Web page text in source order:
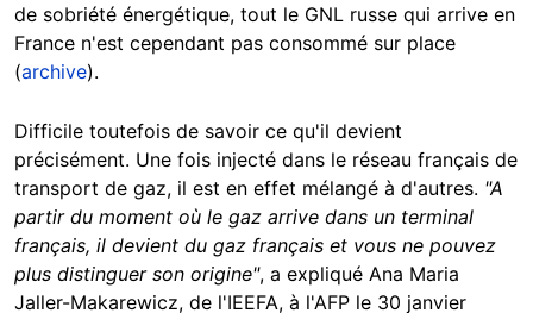
de sobriété énergétique, tout le GNL russe qui arrive en
France n'est cependant pas consommé sur place
(archive).
Difficile toutefois de savoir ce qu'il devient
précisément. Une fois injecté dans le réseau français de
transport de gaz, il est en effet mélangé à d'autres. "A
partir du moment où le gaz arrive dans un terminal
français, il devient du gaz français et vous ne pouvez
plus distinguer son origine", a expliqué Ana Maria
Jaller-Makarewicz, de l'IEEFA, à l'AFP le 30 janvier